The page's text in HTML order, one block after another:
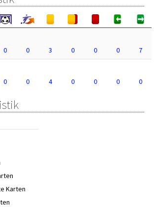
0 0 3 0 0 0
7
0 0 4 0 0 0 0
Karten